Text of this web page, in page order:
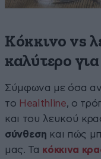
Κόκκινο vs
καλύτερο
Σύμφωνα με όσα
το Healthline, ο
και του λευκού
σύνθεση και πώς
μας. Τα κόκκινα